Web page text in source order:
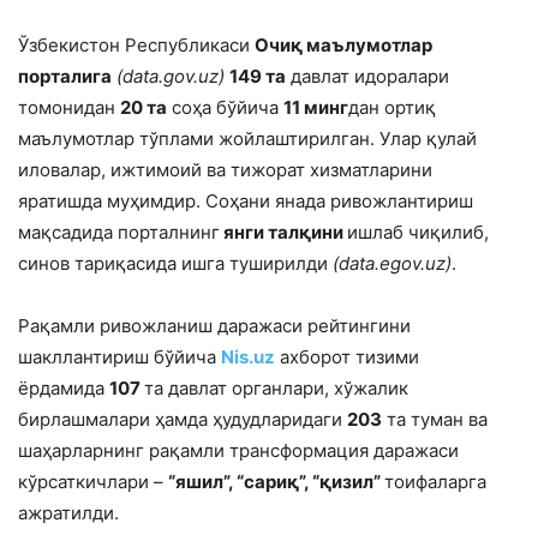
Ўзбекистон Республикаси Очиқ маълумотлар
порталига (data.gov.uz) 149 та давлат идоралари
томонидан 20 та соҳа бўйича 11 мингдан ортиқ
маълумотлар тўплами жойлаштирилган. Улар қулай
иловалар, ижтимоий ва тижорат хизматларини
яратишда муҳимдир. Соҳани янада ривожлантириш
мақсадида порталнингянги талқини ишлаб чиқилиб,
синов тариқасида ишга туширилди (data.egov.uz).
Рақамли ривожланиш даражаси рейтингини
шакллантириш бўйича Nis.uz ахборот тизими
ёрдамида 107та давлат органлари, хўжалик
бирлашмалари ҳамда ҳудудларидаги 203 та туман ва
шаҳарларнинг рақамли трансформация даражаси
кўрсаткичлари – “яшил”, “сариқ”, “қизил”тоифаларга
ажратилди.